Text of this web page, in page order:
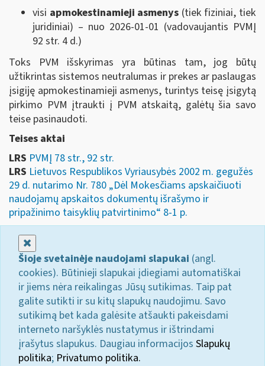
visi apmokestinamieji asmenys (tiek fiziniai, tiek
juridiniai) – nuo 2026-01-01 (vadovaujantis PVMĮ
92 str. 4 d.)
Toks PVM išskyrimas yra būtinas tam, jog būtų
užtikrintas sistemos neutralumas ir prekes ar paslaugas
įsigiję apmokestinamieji asmenys, turintys teisę įsigytą
pirkimo PVM įtraukti į PVM atskaitą, galėtų šia savo
teise pasinaudoti.
Teises aktai
LRS PVMĮ 78 str., 92 str.
LRS Lietuvos Respublikos Vyriausybės 2002 m. gegužės
29 d. nutarimo Nr. 780 „Dėl Mokesčiams apskaičiuoti
naudojamų apskaitos dokumentų išrašymo ir
pripažinimo taisyklių patvirtinimo“ 8-1 p.
Šioje svetainėje naudojami slapukai (angl.
cookies). Būtinieji slapukai įdiegiami automatiškai
ir jiems nėra reikalingas Jūsų sutikimas. Taip pat
galite sutikti ir su kitų slapukų naudojimu. Savo
sutikimą bet kada galėsite atšaukti pakeisdami
interneto naršyklės nustatymus ir ištrindami
įrašytus slapukus. Daugiau informacijos Slapukų
politika; Privatumo politika.